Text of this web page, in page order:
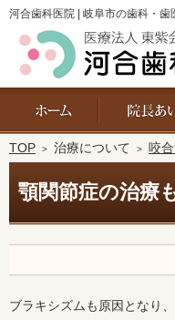
顎関節症の治療
河合歯科医院 | 岐阜市の歯科・歯
ブラキシズムも原因となり
TOP 治療について 咬